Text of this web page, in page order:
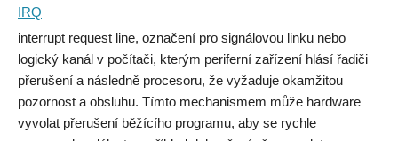
IRQ
interrupt request line, označení pro signálovou linku nebo
logický kanál v počítači, kterým periferní zařízení hlásí řadiči
přerušení a následně procesoru, že vyžaduje okamžitou
pozornost a obsluhu. Tímto mechanismem může hardware
vyvolat přerušení běžícího programu, aby se rychle